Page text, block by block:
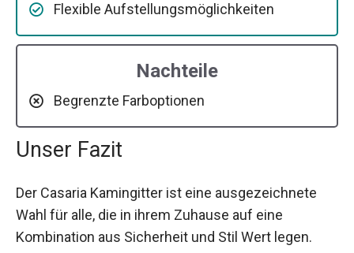
Flexible Aufstellungsmöglichkeiten
Nachteile
Begrenzte Farboptionen
Unser Fazit
Der Casaria Kamingitter ist eine ausgezeichnete
Wahl für alle, die in ihrem Zuhause auf eine
Kombination aus Sicherheit und Stil Wert legen.